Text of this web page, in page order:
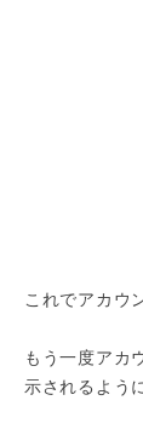
これでアカウ
もう一度アカ
示されるよう